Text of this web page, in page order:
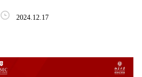
2024.12.17